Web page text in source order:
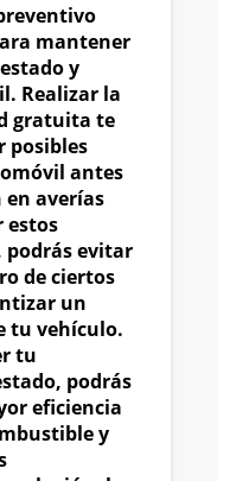
mantener
y
Realizar la
gratuita te
posibles
antes
en averías
estos
podrás evitar
de ciertos
un
tu vehículo.
tu
podrás
eficiencia
y